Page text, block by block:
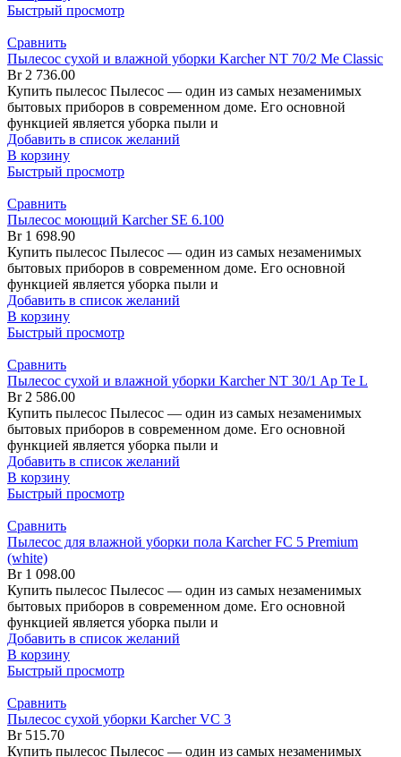
Быстрый просмотр
Сравнить
Пылесос сухой и влажной уборки Karcher NT 70/2 Me Classic
Br2 736.00
Купить пылесос Пылесос — один из самых незаменимых
бытовых приборов в современном доме. Его основной
функцией является уборка пыли и
Добавить в список желаний
В корзину
Быстрый просмотр
Сравнить
Пылесос моющий Karcher SE 6.100
Br1 698.90
Купить пылесос Пылесос — один из самых незаменимых
бытовых приборов в современном доме. Его основной
функцией является уборка пыли и
Добавить в список желаний
В корзину
Быстрый просмотр
Сравнить
Пылесос сухой и влажной уборки Karcher NT 30/1 Ap Te L
Br2 586.00
Купить пылесос Пылесос — один из самых незаменимых
бытовых приборов в современном доме. Его основной
функцией является уборка пыли и
Добавить в список желаний
В корзину
Быстрый просмотр
Сравнить
Пылесос для влажной уборки пола Karcher FC 5 Premium
(white)
Br1 098.00
Купить пылесос Пылесос — один из самых незаменимых
бытовых приборов в современном доме. Его основной
функцией является уборка пыли и
Добавить в список желаний
В корзину
Быстрый просмотр
Сравнить
Пылесос сухой уборки Karcher VC 3
Br515.70
Купить пылесос Пылесос — один из самых незаменимых